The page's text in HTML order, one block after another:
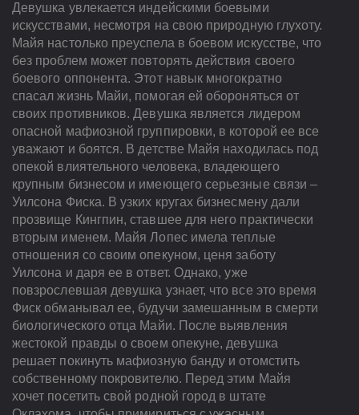
Девушка увлекается индейскими боевыми
искусствами, несмотря на свою природную глухоту.
Майя настолько преуспела в боевом искусстве, что
без проблем может повторять действия своего
боевого оппонента. Этот навык многократно
спасал жизнь Майи, помогая ей обороняться от
своих противников. Девушка является лидером
опасной мафиозной группировки, в которой ее все
уважают и боятся. В детстве Майя находилась под
опекой влиятельного человека, владеющего
крупным бизнесом и имеющего серьезные связи –
Уилсона Фиска. В узких кругах бизнесмену дали
прозвище Кингпин, ставшее для него практически
вторым именем. Майя Лопес имела теплые
отношения со своим опекуном, ценя заботу
Уилсона и даря ее в ответ. Однако, уже
повзрослевшая девушка узнает, что все это время
Фиск обманывал ее, будучи замешанным в смерти
биологического отца Майи. После выявления
жестокой правды о своем опекуне, девушка
решает покинуть мафиозную банду и отомстить
собственному покровителю. Перед этим Майя
хочет посетить свой родной город в штате